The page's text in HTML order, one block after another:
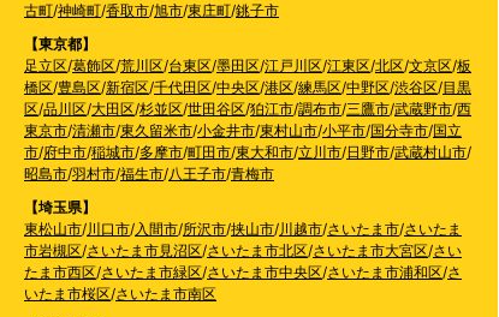
古町/神崎町/香取市/旭市/東庄町/銚子市
【東京都】
足立区/葛飾区/荒川区/台東区/墨田区/江戸川区/江東区/北区/文京区/板
橋区/豊島区/新宿区/千代田区/中央区/港区/練馬区/中野区/渋谷区/目黒
区/品川区/大田区/杉並区/世田谷区/狛江市/調布市/三鷹市/武蔵野市/西
東京市/清瀬市/東久留米市/小金井市/東村山市/小平市/国分寺市/国立
市/府中市/稲城市/多摩市/町田市/東大和市/立川市/日野市/武蔵村山市/
昭島市/羽村市/福生市/八王子市/青梅市
【埼玉県】
東松山市/川口市/入間市/所沢市/挟山市/川越市/さいたま市/さいたま
市岩槻区/さいたま市見沼区/さいたま市北区/さいたま市大宮区/さい
たま市西区/さいたま市緑区/さいたま市中央区/さいたま市浦和区/さ
いたま市桜区/さいたま市南区